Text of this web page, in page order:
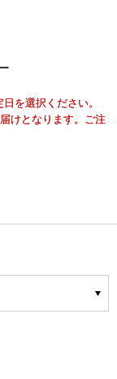
を選択ください。
けとなります。ご注